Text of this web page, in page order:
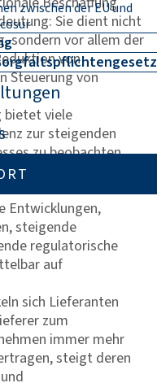
zwischen der EU und
Sie dient nicht
sondern vor allem der
von
Steuerung von
bietet viele
zur steigenden
zu beobachten
sich die
Einkauf
Entwicklungen,
steigende
regulatorische
auf
sich Lieferanten
zum
immer mehr
steigt deren